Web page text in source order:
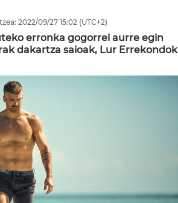
2022/09/27 15:02 (UTC+2)
erronka gogorrei aurre egin
dakartza saioak, Lur Errekondok